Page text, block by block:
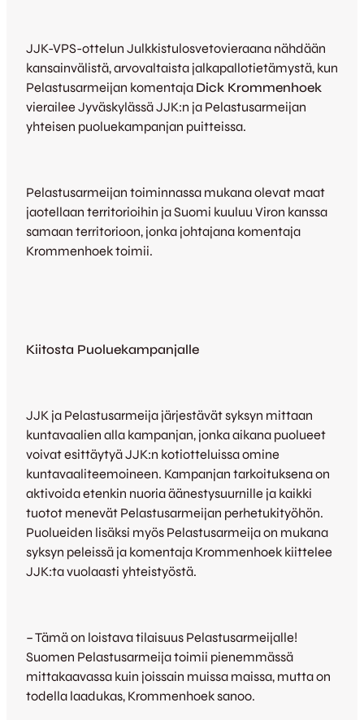
JJK-VPS-ottelun Julkkistulosvetovieraana nähdään
kansainvälistä, arvovaltaista jalkapallotietämystä, kun
Pelastusarmeijan komentaja Dick Krommenhoek
vierailee Jyväskylässä JJK:n ja Pelastusarmeijan
yhteisen puoluekampanjan puitteissa.
Pelastusarmeijan toiminnassa mukana olevat maat
jaotellaan territorioihin ja Suomi kuuluu Viron kanssa
samaan territorioon, jonka johtajana komentaja
Krommenhoek toimii.
Kiitosta Puoluekampanjalle
JJK ja Pelastusarmeija järjestävät syksyn mittaan
kuntavaalien alla kampanjan, jonka aikana puolueet
voivat esittäytyä JJK:n kotiotteluissa omine
kuntavaaliteemoineen. Kampanjan tarkoituksena on
aktivoida etenkin nuoria äänestysuurnille ja kaikki
tuotot menevät Pelastusarmeijan perhetukityöhön.
Puolueiden lisäksi myös Pelastusarmeija on mukana
syksyn peleissä ja komentaja Krommenhoek kiittelee
JJK:ta vuolaasti yhteistyöstä.
– Tämä on loistava tilaisuus Pelastusarmeijalle!
Suomen Pelastusarmeija toimii pienemmässä
mittakaavassa kuin joissain muissa maissa, mutta on
todella laadukas, Krommenhoek sanoo.